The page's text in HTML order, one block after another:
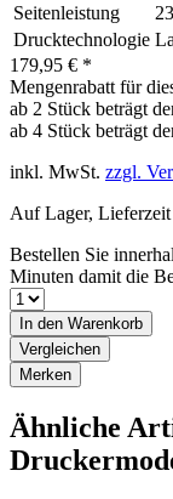
Seitenleistung
Drucktechnologie
179,95 € *
Mengenrabatt für
ab 2 Stück beträgt
ab 4 Stück beträgt
inkl. MwSt. zzgl.
Auf Lager,
Bestellen Sie
Minuten damit die
In den Warenkorb
Vergleichen
Merken
Ähnliche